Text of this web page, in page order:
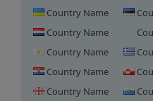
Country Name
Country Name
Country Name
Country Name
Country Name